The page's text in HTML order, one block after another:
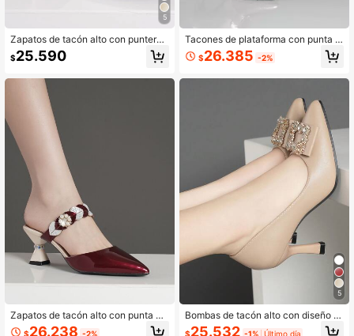
5
Zapatos de tacón alto con puntera
en punta, con adornos de cristal, pa
ra oficina y trabajo, de estilo elegan
$25.590
Zapatos de tacón alto con punta afi
lada y diseño descubierto en la part
$26.238 -2%
Tacones de plataforma con punta p
untiaguda y hebilla cuadrada metáli
ca para mujer, sexy y elegantes par
$26.385 -2%
5
Bombas de tacón alto con diseño d
e punta puntiaguda y decoración d
$25.532 -1% Último día